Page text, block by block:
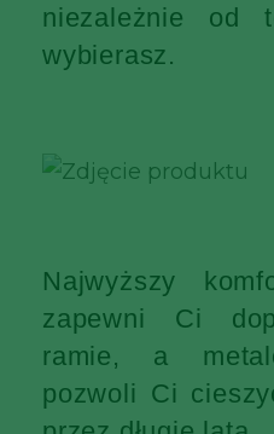
niezależnie od
wybierasz.
Najwyższy
zapewni Ci
ramie, a
pozwoli Ci